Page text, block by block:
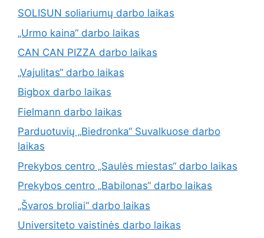
SOLISUN soliariumų darbo laikas
„Urmo kaina“ darbo laikas
CAN CAN PIZZA darbo laikas
„Vajulitas“ darbo laikas
Bigbox darbo laikas
Fielmann darbo laikas
Parduotuvių „Biedronka“ Suvalkuose darbo
laikas
Prekybos centro „Saulės miestas“ darbo laikas
Prekybos centro „Babilonas“ darbo laikas
„Švaros broliai“ darbo laikas
Universiteto vaistinės darbo laikas